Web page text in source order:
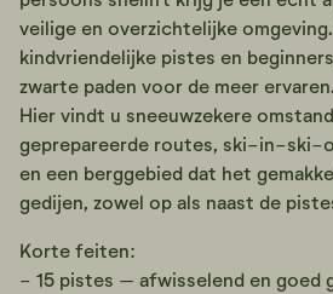
veilige en overzichtelijke
kindvriendelijke pistes en
zwarte paden voor de meer ervaren.
Hier vindt u sneeuwzekere
geprepareerde routes, ski-in-ski-
en een berggebied dat het
gedijen, zowel op als naast de
Korte feiten:
- 15 pistes – afwisselend en goed